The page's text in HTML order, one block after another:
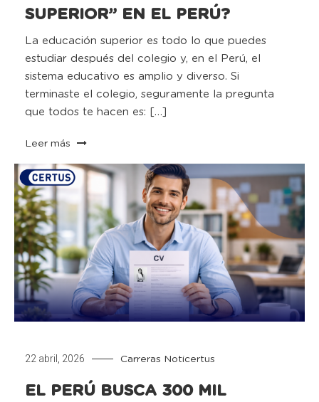
SUPERIOR” EN EL PERÚ?
La educación superior es todo lo que puedes
estudiar después del colegio y, en el Perú, el
sistema educativo es amplio y diverso. Si
terminaste el colegio, seguramente la pregunta
que todos te hacen es: […]
Leer más
22 abril, 2026 Carreras Noticertus
EL PERÚ BUSCA 300 MIL